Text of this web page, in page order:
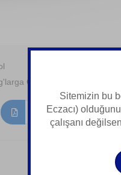
Qarshi Vosita
Kısa Ürün Bilgisi
Sitemizin bu
Eczacı)
çalışanı